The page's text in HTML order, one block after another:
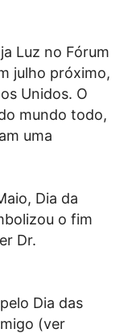
Luz no Fórum
julho próximo,
Unidos. O
mundo todo,
uma
Dia da
o fim
Dr.
Dia das
(ver